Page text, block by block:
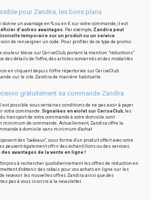
pour Zandira, les bons plans
donne un avantage en % ou en € sur votre commande, il est
d'autres avantages. Par exemple, Zandira peut
temporaire sur un produit ou un service
de renseigner un code. Pour profiter de ce type de promo :
couleur bleue sur CeriseClub, portant la mention "réductions"
des détails de l'offre, des articles concernés et des modalités
en cliquant depuis l'offre répertoriée sur CeriseClub
sur le site Zandira de manière habituelle
gratuitement sa commande Zandira
est possible sous certaines conditions de ne pas avoir à payer
votre commande. Signalées en violet sur CeriseClub, les
transport de votre commande à votre domicile sont
minimum de commande. Actuellement, Zandira offre la
à domicile sans minimum d'achat
des "cadeaux", sous forme d'un produit offert avec votre
peuvent également offrir des échantillons ou des services.
avantages de la vente en ligne !
à rechercher quotidiennement les offres de réduction en
d'obtenir des rabais pour vos achats en ligne sur les
recevoir les nouvelles offres Zandira ainsi que des
pas à vous inscrire à la newsletter.